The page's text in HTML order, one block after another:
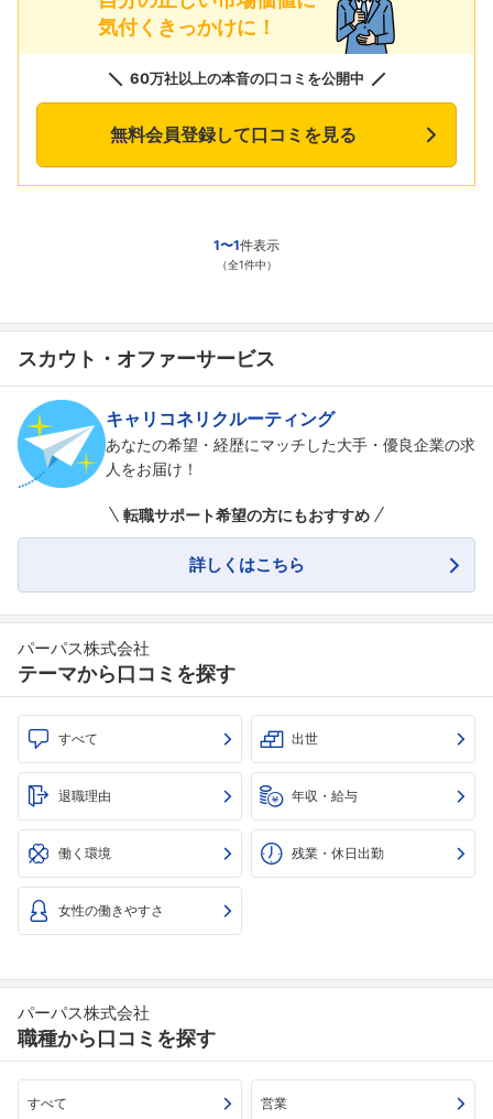
気付くきっかけに！
60万社以上の本音の口コミを公開中
無料会員登録して口コミを見る
1〜1件表示
（全1件中）
スカウト・オファーサービス
キャリコネリクルーティング
あなたの希望・経歴にマッチした大手・優良企業の求
人をお届け！
転職サポート希望の方にもおすすめ
詳しくはこちら
パーパス株式会社
テーマから口コミを探す
すべて 出世
退職理由 年収・給与
働く環境 残業・休日出勤
女性の働きやすさ
パーパス株式会社
職種から口コミを探す
すべて 営業